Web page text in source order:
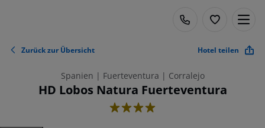
Zurück zur Übersicht Hotel teilen
Spanien | Fuerteventura | Corralejo
HD Lobos Natura Fuerteventura
4